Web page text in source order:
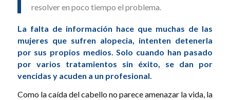
resolver en poco tiempo el problema.
La falta de información hace que muchas de las
mujeres que sufren alopecia, intenten detenerla
por sus propios medios. Solo cuando han pasado
por varios tratamientos sin éxito, se dan por
vencidas y acuden a un profesional.
Como la caída del cabello no parece amenazar la vida, la